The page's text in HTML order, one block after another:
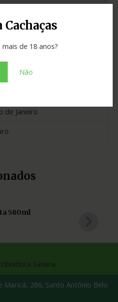
Cachaças
de 18 anos?
Não
de Janeiro
580ml
Maricá, 286, Santo Antônio Belo